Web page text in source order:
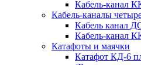
Кабель-канал
Кабель-каналы
Кабель канал
Кабель-канал
Катафоты и маячки
Катафот КД-6